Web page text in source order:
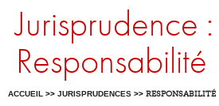
Jurisprudence :
Responsabilité
ACCUEIL >> JURISPRUDENCES >> RESPONSABILITÉ